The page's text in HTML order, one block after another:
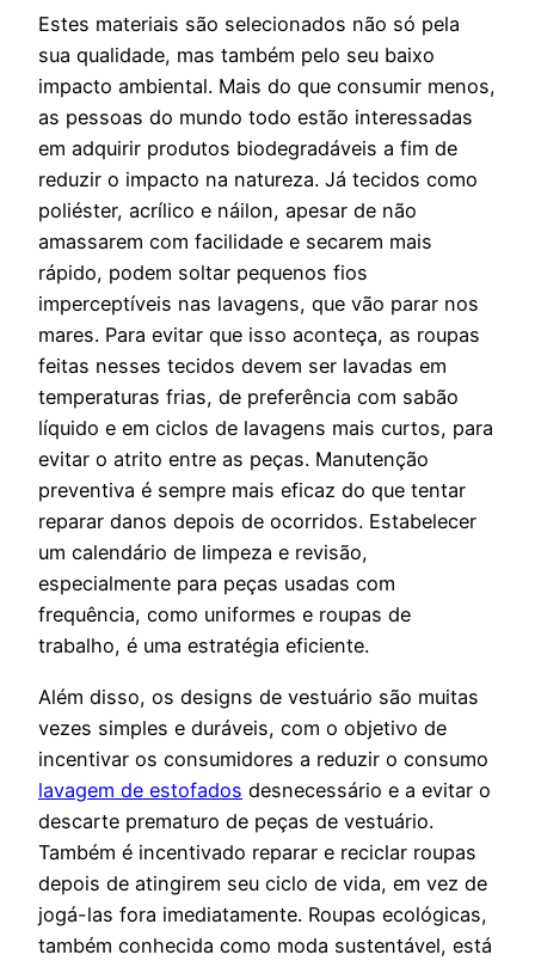
Estes materiais são selecionados não só pela
sua qualidade, mas também pelo seu baixo
impacto ambiental. Mais do que consumir menos,
as pessoas do mundo todo estão interessadas
em adquirir produtos biodegradáveis a fim de
reduzir o impacto na natureza. Já tecidos como
poliéster, acrílico e náilon, apesar de não
amassarem com facilidade e secarem mais
rápido, podem soltar pequenos fios
imperceptíveis nas lavagens, que vão parar nos
mares. Para evitar que isso aconteça, as roupas
feitas nesses tecidos devem ser lavadas em
temperaturas frias, de preferência com sabão
líquido e em ciclos de lavagens mais curtos, para
evitar o atrito entre as peças. Manutenção
preventiva é sempre mais eficaz do que tentar
reparar danos depois de ocorridos. Estabelecer
um calendário de limpeza e revisão,
especialmente para peças usadas com
frequência, como uniformes e roupas de
trabalho, é uma estratégia eficiente.
Além disso, os designs de vestuário são muitas
vezes simples e duráveis, com o objetivo de
incentivar os consumidores a reduzir o consumo
lavagem de estofados desnecessário e a evitar o
descarte prematuro de peças de vestuário.
Também é incentivado reparar e reciclar roupas
depois de atingirem seu ciclo de vida, em vez de
jogá-las fora imediatamente. Roupas ecológicas,
também conhecida como moda sustentável, está